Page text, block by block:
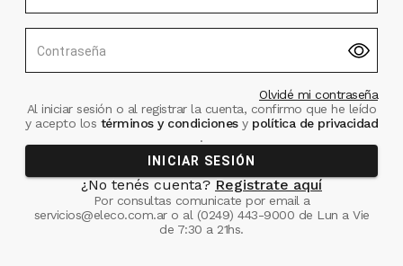
Contraseña
Olvidé mi contraseña
Al iniciar sesión o al registrar la cuenta, confirmo que he leído
y acepto los términos y condiciones ypolítica de privacidad
.
INICIAR SESIÓN
¿No tenés cuenta? Registrate aquí
Por consultas comunicate por email a
servicios@eleco.com.aro al (0249) 443-9000 de Lun a Vie
de 7:30 a 21hs.